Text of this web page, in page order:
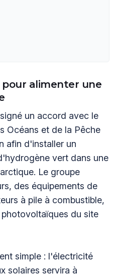
pour alimenter une
un accord avec le
Océans et de la Pêche
afin d'installer un
vert dans une
Le groupe
des équipements de
à pile à combustible,
du site
simple : l'électricité
solaires servira à